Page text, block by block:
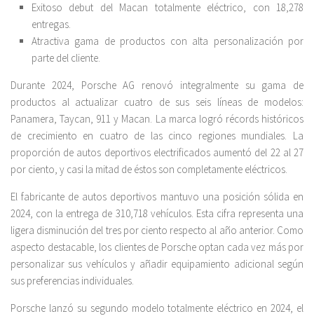
Exitoso debut del Macan totalmente eléctrico, con 18,278
entregas.
Atractiva gama de productos con alta personalización por
parte del cliente.
Durante 2024, Porsche AG renovó integralmente su gama de
productos al actualizar cuatro de sus seis líneas de modelos:
Panamera, Taycan, 911 y Macan. La marca logró récords históricos
de crecimiento en cuatro de las cinco regiones mundiales. La
proporción de autos deportivos electrificados aumentó del 22 al 27
por ciento, y casi la mitad de éstos son completamente eléctricos.
El fabricante de autos deportivos mantuvo una posición sólida en
2024, con la entrega de 310,718 vehículos. Esta cifra representa una
ligera disminución del tres por ciento respecto al año anterior. Como
aspecto destacable, los clientes de Porsche optan cada vez más por
personalizar sus vehículos y añadir equipamiento adicional según
sus preferencias individuales.
Porsche lanzó su segundo modelo totalmente eléctrico en 2024, el